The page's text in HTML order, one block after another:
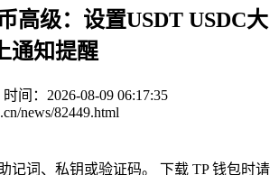
高级：设置USDT USDC大
通知提醒
时间：2026-08-09 06:17:35
news/82449.html
记词、私钥或验证码。 下载 TP 钱包时请